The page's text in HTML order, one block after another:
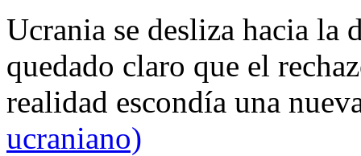
Ucrania se desliza hacia
quedado claro que el
realidad escondía una
ucraniano)